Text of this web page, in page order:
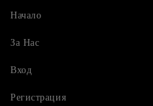
Начало
За Нас
Вход
Регистрация